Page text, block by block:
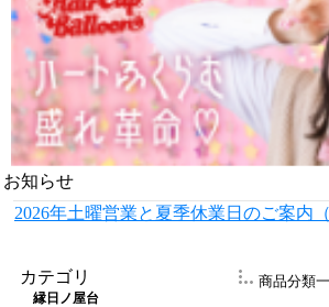
お知らせ
2026年土曜営業と夏季休業日のご案内（
カテゴリ
縁日ノ屋台
商品分類